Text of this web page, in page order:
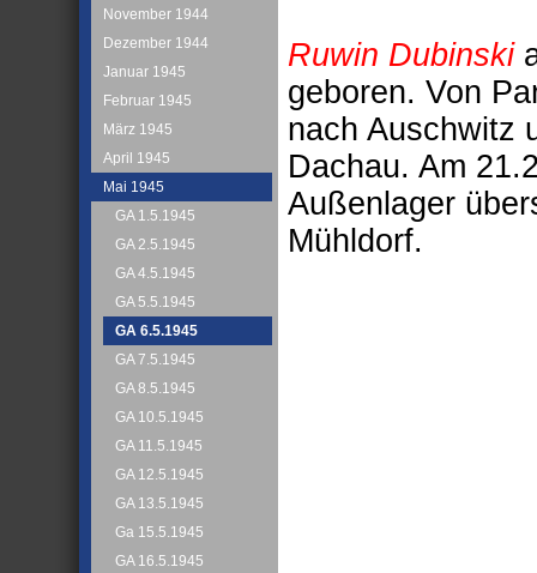
November 1944
Dezember 1944
Januar 1945
Februar 1945
März 1945
April 1945
Mai 1945
GA 1.5.1945
GA 2.5.1945
GA 4.5.1945
GA 5.5.1945
GA 6.5.1945
GA 7.5.1945
GA 8.5.1945
GA 10.5.1945
GA 11.5.1945
GA 12.5.1945
GA 13.5.1945
Ga 15.5.1945
GA 16.5.1945
Ruwin Dubinski
geboren. Von
nach Auschwitz
Dachau. Am
Außenlager
Mühldorf.